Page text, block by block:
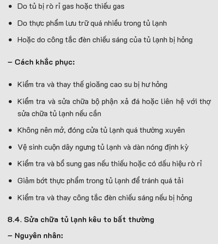
Do tủ bị rò rỉ gas hoặc thiếu gas
Do thực phẩm lưu trữ quá nhiều trong tủ lạnh
Hoặc do công tắc đèn chiếu sáng của tủ lạnh bị hỏng
– Cách khắc phục:
Kiểm tra và thay thế gioăng cao su bị hư hỏng
Kiểm tra và sửa chữa bộ phận xả đá hoặc liên hệ với thợ
sửa chữa tủ lạnh nếu cần
Không nên mở, đóng cửa tủ lạnh quá thường xuyên
Vệ sinh cuộn dây ngưng tủ lạnh và dàn nóng định kỳ
Kiểm tra và bổ sung gas nếu thiếu hoặc có dấu hiệu rò rỉ
Giảm bớt thực phẩm trong tủ lạnh để tránh quá tải
Kiểm tra và thay công tắc đèn chiếu sáng nếu bị hỏng
8.4. Sửa chữa tủ lạnh kêu to bất thường
– Nguyên nhân: